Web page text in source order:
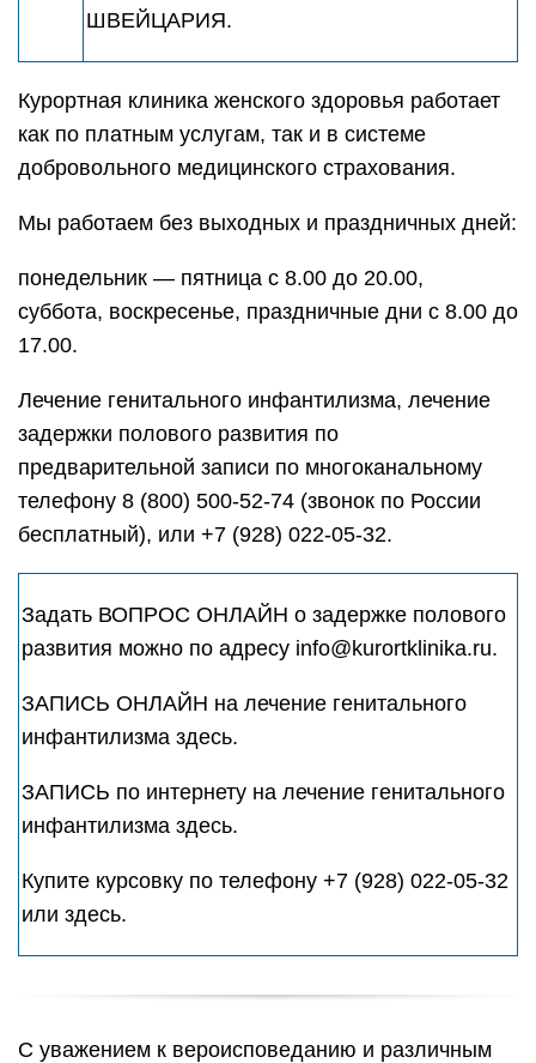
ШВЕЙЦАРИЯ.
Курортная клиника женского здоровья работает
как по платным услугам, так и в системе
добровольного медицинского страхования.
Мы работаем без выходных и праздничных дней:
понедельник — пятница с 8.00 до 20.00,
суббота, воскресенье, праздничные дни с 8.00 до
17.00.
Лечение генитального инфантилизма, лечение
задержки полового развития по
предварительной записи по многоканальному
телефону 8 (800) 500-52-74 (звонок по России
бесплатный), или +7 (928) 022-05-32.
Задать ВОПРОС ОНЛАЙН о задержке полового
развития можно по адресу info@kurortklinika.ru.
ЗАПИСЬ ОНЛАЙН на лечение генитального
инфантилизма здесь.
ЗАПИСЬ по интернету на лечение генитального
инфантилизма здесь.
Купите курсовку по телефону +7 (928) 022-05-32
или здесь.
С уважением к вероисповеданию и различным